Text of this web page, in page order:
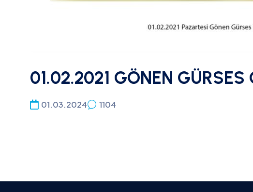
01.02.2021 GÖNEN GÜRSES
01.03.2024 1104